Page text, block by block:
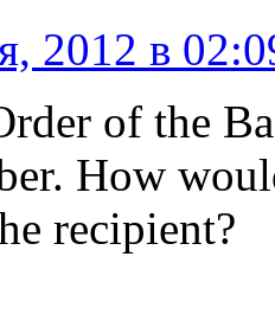
2012 в
of the
How
recipient?